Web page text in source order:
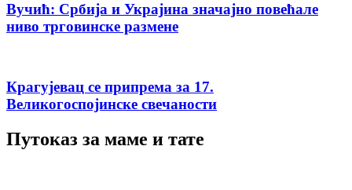
Вучић: Србија и Украјина значајно повећале
ниво трговинске размене
Крагујевац се припрема за 17.
Великогоспојинске свечаности
Путоказ за маме и тате